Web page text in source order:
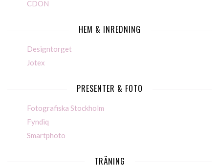
CDON
HEM & INREDNING
Designtorget
Jotex
PRESENTER & FOTO
Fotografiska Stockholm
Fyndiq
Smartphoto
TRÄNING